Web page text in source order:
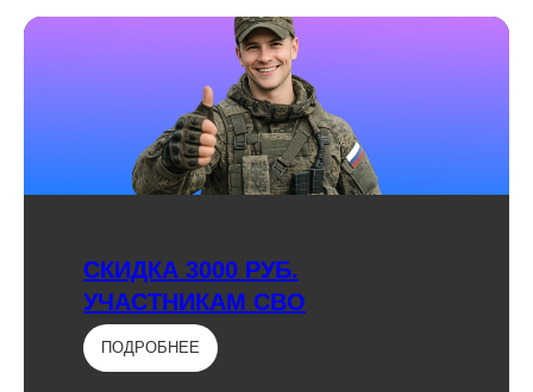
СКИДКА 3000 РУБ.
УЧАСТНИКАМ СВО
ПОДРОБНЕЕ